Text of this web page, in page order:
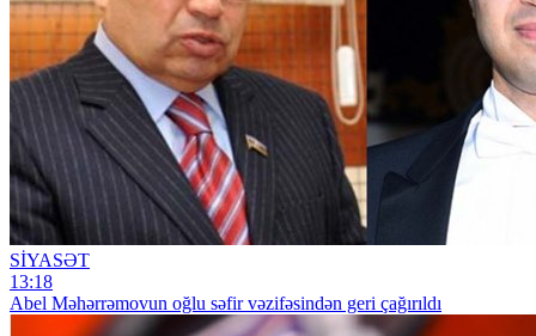
SİYASƏT
13:18
Abel Məhərrəmovun oğlu səfir vəzifəsindən geri çağırıldı